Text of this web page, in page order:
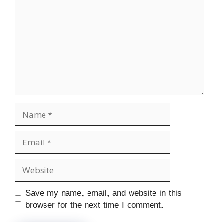
Name
Email
Website
Save my name, email, and website in this
browser for the next time I comment.